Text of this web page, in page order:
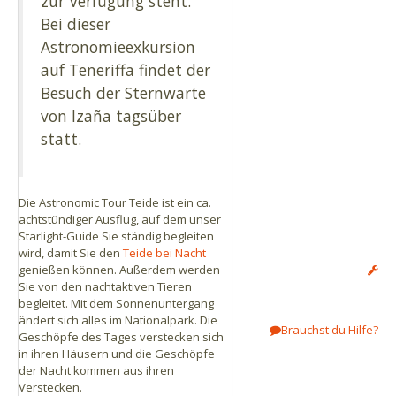
die Info mit der warmen Kleidung
ernst und packt genug ein. Es wird
dort oben RICHTIG KALT ! In kann
diese Tour sehr empfehlen. Danke
an alle Beteiligten für dieses schöne
Erlebnis !
Weitere Bewertungen anzeigen
Bei dieser
Astronomieexkursion
auf Teneriffa findet der
Besuch der Sternwarte
von Izaña tagsüber
statt.
Die Astronomic Tour Teide ist ein ca.
achtstündiger Ausflug, auf dem unser
Starlight-Guide Sie ständig begleiten
wird, damit Sie den Teide bei Nacht
genießen können. Außerdem werden
Sie von den nachtaktiven Tieren
begleitet. Mit dem Sonnenuntergang
ändert sich alles im Nationalpark. Die
Geschöpfe des Tages verstecken sich
in ihren Häusern und die Geschöpfe
der Nacht kommen aus ihren
Verstecken.
Brauchst du Hilfe?